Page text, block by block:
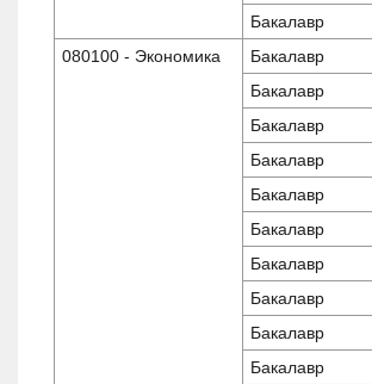
Бакалавр
080100 - Экономика
Бакалавр
Бакалавр
Бакалавр
Бакалавр
Бакалавр
Бакалавр
Бакалавр
Бакалавр
Бакалавр
Бакалавр